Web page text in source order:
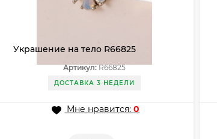
Украшение на тело R66825
Артикул:R66825
ДОСТАВКА 3 НЕДЕЛИ
Мне нравится:0